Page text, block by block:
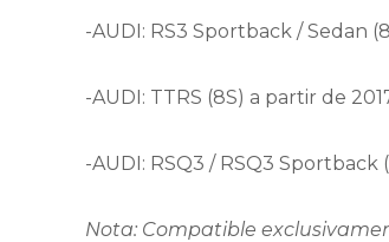
-AUDI: RS3 Sportback / Sedan
-AUDI: TTRS (8S) a partir de
-AUDI: RSQ3 / RSQ3 Sportback
Nota: Compatible